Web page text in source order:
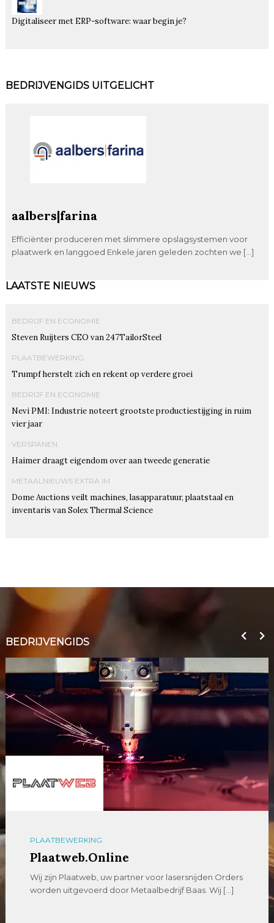
Digitaliseer met ERP-software: waar begin je?
BEDRIJVENGIDS UITGELICHT
aalbers|farina
Efficiënter produceren met slimmere opslagsystemen voor
plaatwerk en langgoed Enkele jaren geleden zochten we […]
LAATSTE NIEUWS
BEDRIJF EN ECONOMIE
Steven Ruijters CEO van 247TailorSteel
PLAATBEWERKING
Trumpf herstelt zich en rekent op verdere groei
BEDRIJF EN ECONOMIE
Nevi PMI: Industrie noteert grootste productiestijging in ruim
vier jaar
VERSPANEN
Haimer draagt eigendom over aan tweede generatie
METAALNIEUWS EXTRA IM
Dome Auctions veilt machines, lasapparatuur, plaatstaal en
inventaris van Solex Thermal Science
BEDRIJVENGIDS
PLAATBEWERKING
Plaatweb.Online
Wij zijn Plaatweb, uw partner voor lasersnijden Orders
worden uitgevoerd door Metaalbedrijf Baas. Wij […]